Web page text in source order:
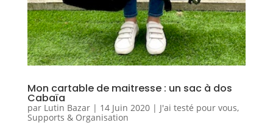
Mon cartable de maitresse : un sac à dos
Cabaïa
par Lutin Bazar| 14 Juin 2020| J'ai testé pour vous,
Supports & Organisation